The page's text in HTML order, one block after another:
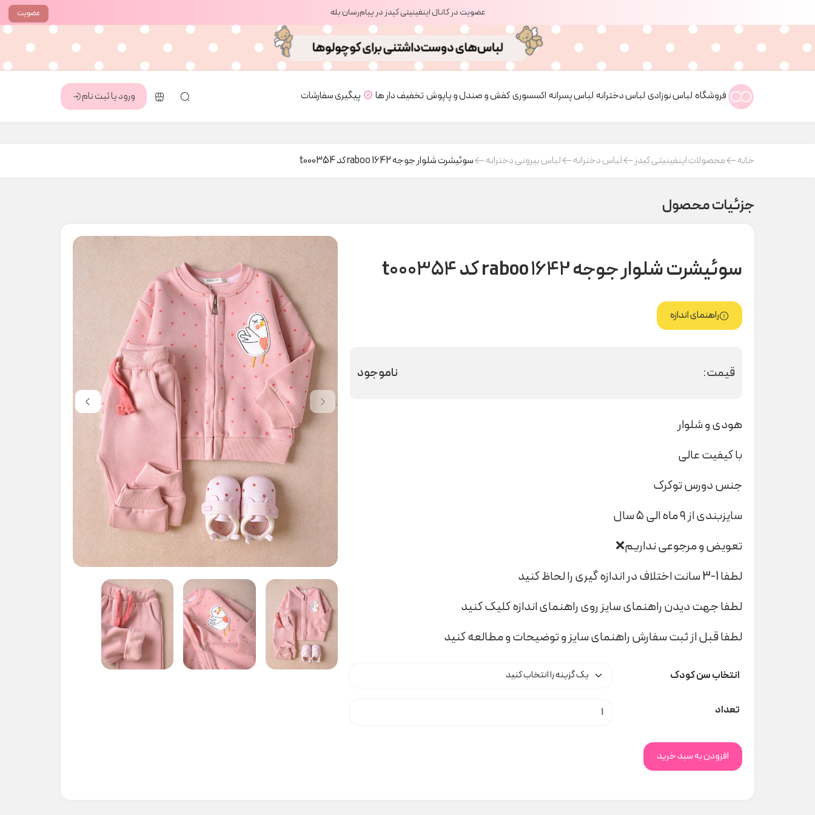
عضویت عضویت در کانال اینفینیتی کیدز در پیام‌رسان بله
فروشگاه لباس نوزادی لباس دخترانه لباس پسرانه اکسسوریکفش و صندل و پاپوش تخفیف دار ها پیگیری سفارشات ورود یا ثبت نام
خانه محصولات اینفینیتی کیدز لباس دخترانه لباس بیرونی دخترانه سوئیشرت شلوار جوجه raboo 1642 کد t000354
جزئیات محصول
سوئیشرت شلوار جوجه raboo 1642 کد t000354
راهنمای اندازه
قیمت: ناموجود
هودی و شلوار
با کیفیت عالی
جنس دورس توکرک
سایزبندی از ۹ ماه الی ۵ سال
تعویض و مرجوعی نداریم❌
لطفا 1-3 سانت اختلاف در اندازه گیری را لحاظ کنید
لطفا جهت دیدن راهنمای سایز روی راهنمای اندازه کلیک کنید
لطفا قبل از ثبت سفارش راهنمای سایز و توضیحات و مطالعه کنید
انتخاب سن کودک
تعداد سوئیشرت شلوار جوجه raboo 1642 کد t000354 عدد
افزودن به سبد خرید